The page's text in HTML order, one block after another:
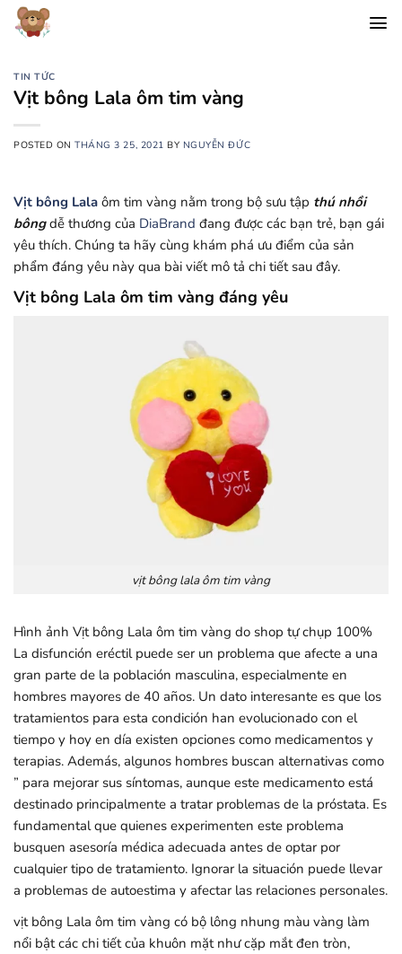
Chuyển
đến
dungTIN TỨC
Vịt bông Lala ôm tim vàng
POSTED ONTHÁNG 3 25, 2021 BY NGUYỄN ĐỨC
Vịt bông Lala ôm tim vàng nằm trong bộ sưu tập thú nhồi
bôngdễ thương của DiaBrand đang được các bạn trẻ, bạn gái
yêu thích. Chúng ta hãy cùng khám phá ưu điểm của sản
phẩm đáng yêu này qua bài viết mô tả chi tiết sau đây.
Vịt bông Lala ôm tim vàng đáng yêu
vịt bông lala ôm tim vàng
Hình ảnh Vịt bông Lala ôm tim vàng do shop tự chụp 100%
La disfunción eréctil puede ser un problema que afecte a una
gran parte de la población masculina, especialmente en
hombres mayores de 40 años. Un dato interesante es que los
tratamientos para esta condición han evolucionado con el
tiempo y hoy en día existen opciones como medicamentos y
terapias. Además, algunos hombres buscan alternativas como
” para mejorar sus síntomas, aunque este medicamento está
destinado principalmente a tratar problemas de la próstata. Es
fundamental que quienes experimenten este problema
busquen asesoría médica adecuada antes de optar por
cualquier tipo de tratamiento. Ignorar la situación puede llevar
a problemas de autoestima y afectar las relaciones personales.
vịt bông Lala ôm tim vàng có bộ lông nhung màu vàng làm
nổi bật các chi tiết của khuôn mặt như cặp mắt đen tròn,